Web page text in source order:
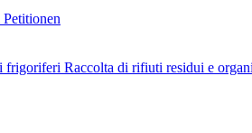
frigoriferi Raccolta di rifiuti residui e